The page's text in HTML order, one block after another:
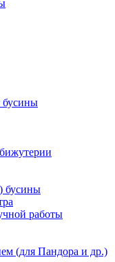
бусины
бусины
работы
(для Пандора и др.)